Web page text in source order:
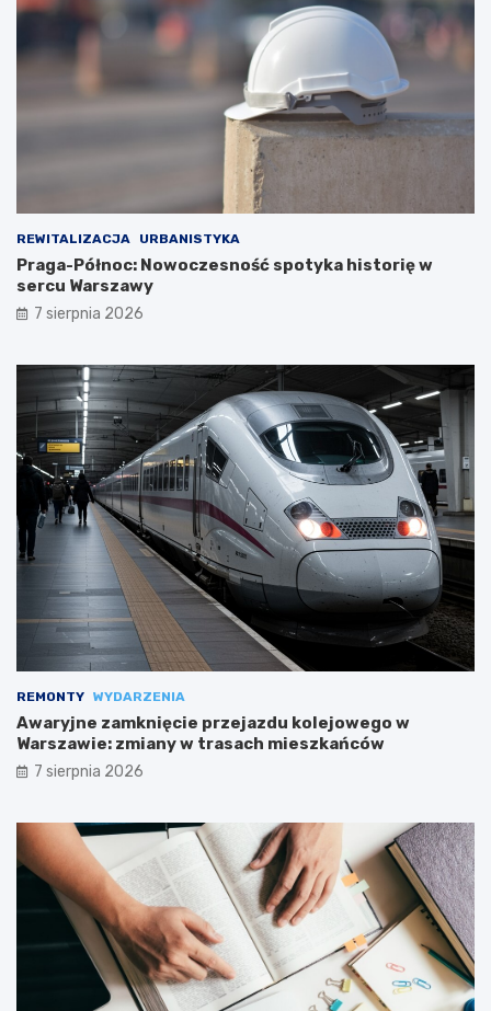
REWITALIZACJA URBANISTYKA
Praga-Północ: Nowoczesność spotyka historię w
sercu Warszawy
7 sierpnia 2026
REMONTY WYDARZENIA
Awaryjne zamknięcie przejazdu kolejowego w
Warszawie: zmiany w trasach mieszkańców
7 sierpnia 2026